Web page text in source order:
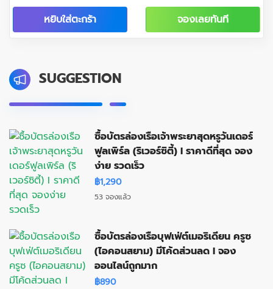
หยิบใส่ตะกร้า จองเลยทันที
SUGGESTION
ซื้อบัตรล่องเรือเจ้าพระยาสุดหรูวันเดอร์
ฟูลเพิร์ล (ริเวอร์ซิตี้) I ราคาดีที่สุด จอง
ง่าย รวดเร็ว
฿1,290
53 จองแล้ว
ซื้อบัตรล่องเรือบุฟเฟ่ต์เมอริเดียน ครูซ
(ไอคอนสยาม) มีโค้ดส่วนลด I จอง
ออนไลน์ถูกมาก
฿890